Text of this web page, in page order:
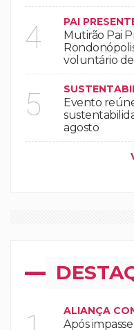
4 PAI
Mutirão Pai
voluntário
5
Evento
agosto
ALIANÇA
Após